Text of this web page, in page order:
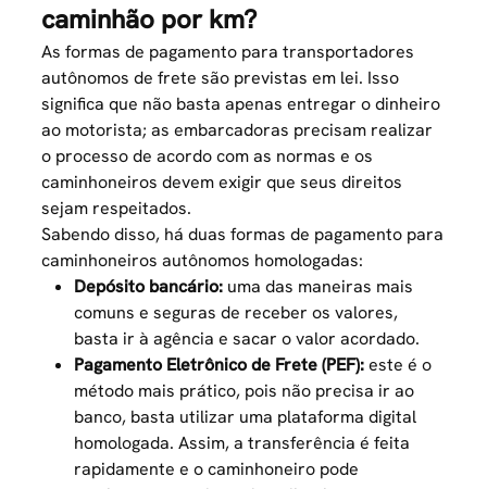
caminhão por km?
As formas de pagamento para transportadores
autônomos de frete são previstas em lei. Isso
significa que não basta apenas entregar o dinheiro
ao motorista; as embarcadoras precisam realizar
o processo de acordo com as normas e os
caminhoneiros devem exigir que seus direitos
sejam respeitados.
Sabendo disso, há duas formas de pagamento para
caminhoneiros autônomos homologadas:
Depósito bancário: uma das maneiras mais
comuns e seguras de receber os valores,
basta ir à agência e sacar o valor acordado.
Pagamento Eletrônico de Frete (PEF):este é o
método mais prático, pois não precisa ir ao
banco, basta utilizar uma plataforma digital
homologada. Assim, a transferência é feita
rapidamente e o caminhoneiro pode